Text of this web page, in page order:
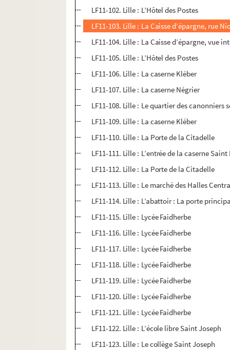
LF11-102. Lille : L’Hôtel des Postes
LF11-103. Lille : La Caisse d’épargne, rue
LF11-104. Lille : La Caisse d’épargne, vue
LF11-105. Lille : L’Hôtel des Postes
LF11-106. Lille : La caserne Kléber
LF11-107. Lille : La caserne Négrier
LF11-108. Lille : Le quartier des canonniers
LF11-109. Lille : La caserne Kléber
LF11-110. Lille : La Porte de la Citadelle
LF11-111. Lille : L’entrée de la caserne
LF11-112. Lille : La Porte de la Citadelle
LF11-113. Lille : Le marché des Halles
LF11-114. Lille : L’abattoir : La porte
LF11-115. Lille : Lycée Faidherbe
LF11-116. Lille : Lycée Faidherbe
LF11-117. Lille : Lycée Faidherbe
LF11-118. Lille : Lycée Faidherbe
LF11-119. Lille : Lycée Faidherbe
LF11-120. Lille : Lycée Faidherbe
LF11-121. Lille : Lycée Faidherbe
LF11-122. Lille : L’école libre Saint Joseph
LF11-123. Lille : Le collège Saint Joseph